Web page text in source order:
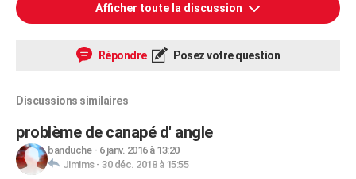
Afficher toute la discussion
Répondre Posez votre question
Discussions similaires
problème de canapé d' angle
banduche- 6 janv. 2016 à 13:20
Jimims- 30 déc. 2018 à 15:55